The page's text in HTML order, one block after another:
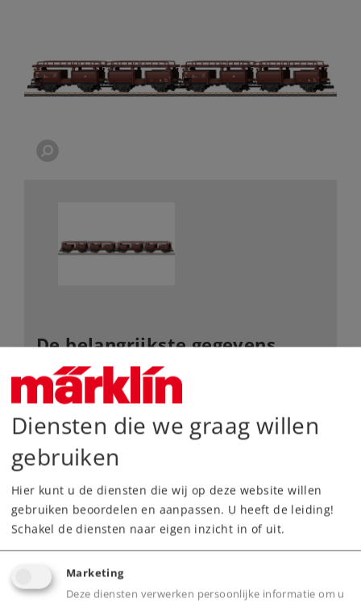
De belangrijkste gegevens
Art.nr. 86234
Spoor /
Schaalgrootte
Type
149,00 € Adviesprijs
Leverbaar vanaf fabriek.
Diensten die we graag willen
gebruiken
Hier kunt u de diensten die wij op deze website willen
gebruiken beoordelen en aanpassen. U heeft de leiding!
Schakel de diensten naar eigen inzicht in of uit.
Marketing
Deze diensten verwerken persoonlijke informatie om u